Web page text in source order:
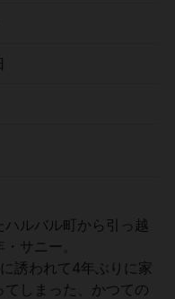
ルバル町から引っ越
サニー。
誘われて4年ぶりに家
しまった、かつての